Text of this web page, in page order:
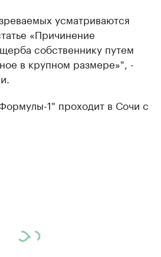
усматриваются
«Причинение
собственнику путем
в крупном размере»", -
1" проходит в Сочи с